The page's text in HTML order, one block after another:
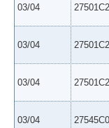
03/04
03/04
03/04
03/04